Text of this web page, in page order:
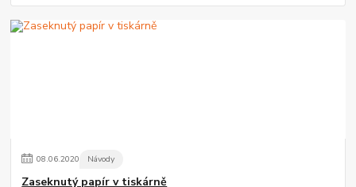
08.06.2020 Návody
Zaseknutý papír v tiskárně